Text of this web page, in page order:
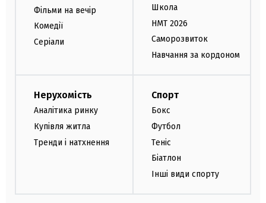
Фільми на вечір
Комедії
Серіали
Школа
НМТ 2026
Саморозвиток
Навчання за кордоном
Нерухомість
Аналітика ринку
Купівля житла
Тренди і натхнення
Спорт
Бокс
Футбол
Теніс
Біатлон
Інші види спорту